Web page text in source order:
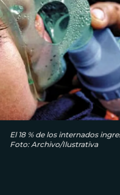
El 18 % de los internados
Foto: Archivo/Ilustrativa